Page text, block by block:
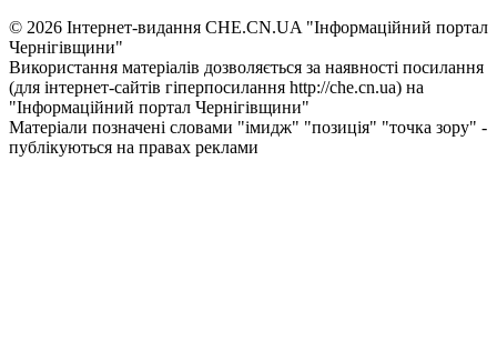
© 2026 Інтернет-видання CHE.CN.UA "Інформаційний портал
Чернiгiвщини"
Використання матеріалів дозволяється за наявності посилання
(для інтернет-сайтів гіперпосилання http://che.cn.ua) на
"Інформаційний портал Чернiгiвщини"
Матеріали позначені словами "імидж" "позиція" "точка зору" -
публікуються на правах реклами